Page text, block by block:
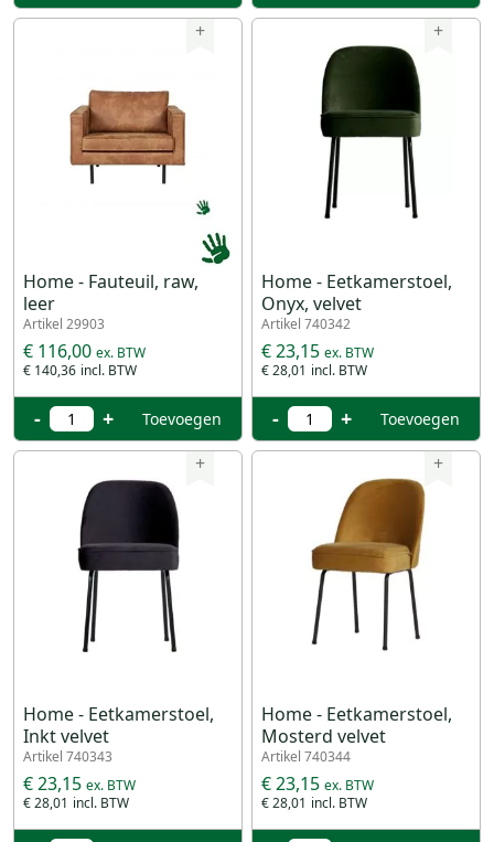
+
Home - Fauteuil, raw,
leer
Artikel 29903
€ 140,36
€ 116,00
- + Toevoegen
+
Home - Eetkamerstoel,
Onyx, velvet
Artikel 740342
€ 28,01
€ 23,15
- + Toevoegen
+
Home - Eetkamerstoel,
Inkt velvet
Artikel 740343
€ 28,01
€ 23,15
+
Home - Eetkamerstoel,
Mosterd velvet
Artikel 740344
€ 28,01
€ 23,15